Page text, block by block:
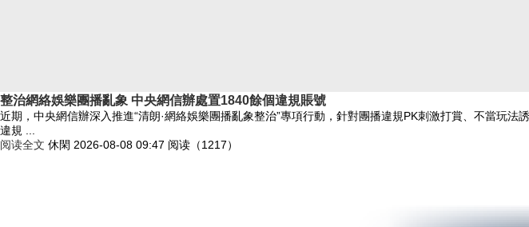
整治網絡娛樂團播亂象 中央網信辦處置1840餘個違規賬號
近期，中央網信辦深入推進“清朗·網絡娛樂團播亂象整治”專項行動，針對團播違規PK刺激打賞、不當玩
違規 ...
阅读全文 休閑 2026-08-08 09:47 阅读（1217）